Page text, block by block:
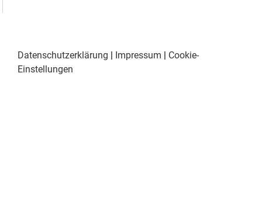
Datenschutzerklärung | Impressum | Cookie-
Einstellungen